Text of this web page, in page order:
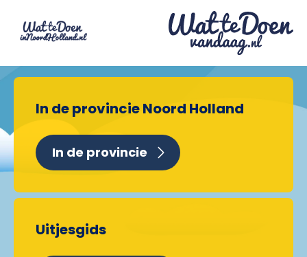
In de provincie Noord Holland
In de provincie
Uitjesgids